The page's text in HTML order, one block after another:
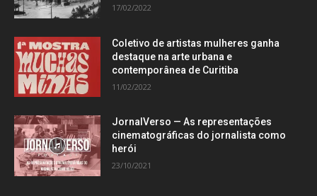
17/02/2022
Coletivo de artistas mulheres ganha
destaque na arte urbana e
contemporânea de Curitiba
11/02/2022
JornalVerso — As representações
cinematográficas do jornalista como
herói
23/10/2021